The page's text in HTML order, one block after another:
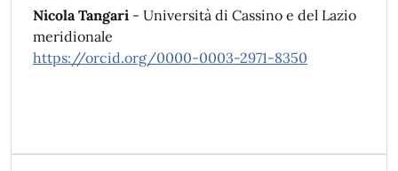
Nicola Tangari - Università di Cassino e del Lazio
meridionale
https://orcid.org/0000-0003-2971-8350